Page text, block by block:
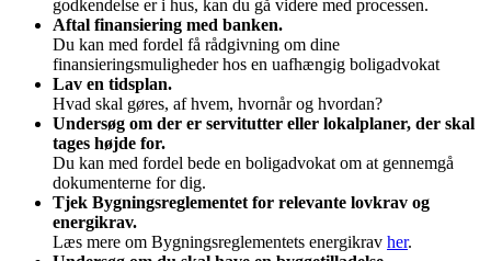
godkendelse er i hus, kan du gå videre med processen.
Aftal finansiering med banken.
Du kan med fordel få rådgivning om dine
finansieringsmuligheder hos en uafhængig boligadvokat
Lav en tidsplan.
Hvad skal gøres, af hvem, hvornår og hvordan?
Undersøg om der er servitutter eller lokalplaner, der skal
tages højde for.
Du kan med fordel bede en boligadvokat om at gennemgå
dokumenterne for dig.
Tjek Bygningsreglementet for relevante lovkrav og
energikrav.
Læs mere om Bygningsreglementets energikrav her.